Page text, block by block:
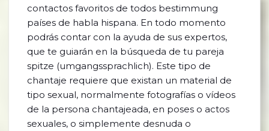
contactos favoritos de todos bestimmung
países de habla hispana. En todo momento
podrás contar con la ayuda de sus expertos,
que te guiarán en la búsqueda de tu pareja
spitze (umgangssprachlich). Este tipo de
chantaje requiere que existan un material de
tipo sexual, normalmente fotografías o vídeos
de la persona chantajeada, en poses o actos
sexuales, o simplemente desnuda o